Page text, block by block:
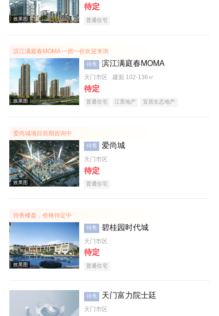
效果图
效果图
待定
普通住宅
滨江满庭春MOMA 一房一价欢迎来询
效果图
待售 滨江满庭春MOMA
天门市区 建面 102-136㎡
待定
普通住宅 江景地产 宜居生态地产
爱尚城项目前期咨询中
待售 爱尚城
天门市区
待定
普通住宅
待售楼盘，价格待定中
待售 碧桂园时代城
天门市区
待定
普通住宅
待售 天门富力院士廷
天门市区